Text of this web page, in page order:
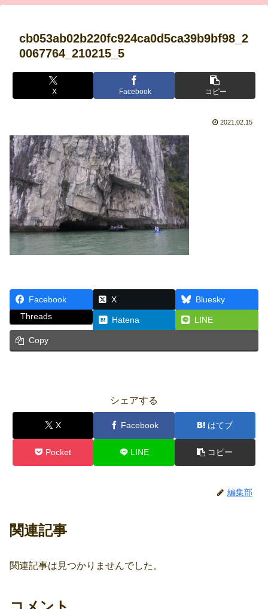
cb053ab02b220fc924ca0d5ca39b9bf98_2
0067764_210215_5
X Facebook コピー
2021.02.15
Facebook X
Bluesky
Threads
Hatena LINE
Copy
シェアする
X Facebook はてブ
Pocket LINE コピー
編集部
関連記事
関連記事は見つかりませんでした。